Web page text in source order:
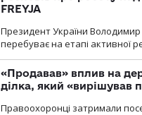
FREYJA
Президент України Володимир
перебуває на етапі активної
«Продавав» вплив на
ділка, який «вирішував
Правоохоронці затримали